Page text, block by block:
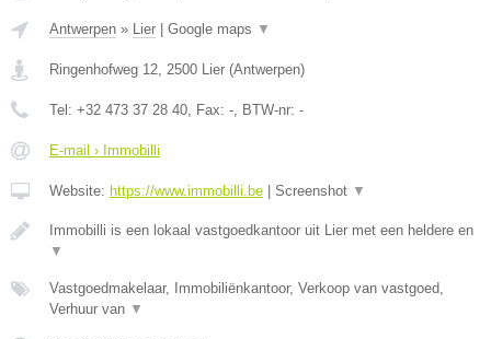
Antwerpen » Lier Google maps ▼
Ringenhofweg 12, 2500 Lier (Antwerpen)
Tel: +32 473 37 28 40, Fax: -, BTW-nr: -
E-mail › Immobilli
Website: https://www.immobilli.be Screenshot ▼
Immobilli is een lokaal vastgoedkantoor uit Lier met een heldere en
▼
Vastgoedmakelaar, Immobiliënkantoor, Verkoop van vastgoed,
Verhuur van ▼